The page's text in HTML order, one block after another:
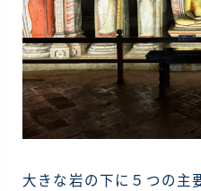
大きな岩の下に５つの主